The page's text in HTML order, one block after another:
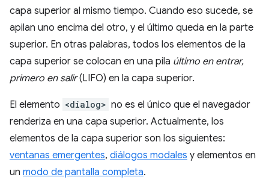
capa superior al mismo tiempo. Cuando eso sucede, se
apilan uno encima del otro, y el último queda en la parte
superior. En otras palabras, todos los elementos de la
capa superior se colocan en una pila último en entrar,
primero en salir(LIFO) en la capa superior.
El elemento <dialog> no es el único que el navegador
renderiza en una capa superior. Actualmente, los
elementos de la capa superior son los siguientes:
ventanas emergentes, diálogos modales y elementos en
un modo de pantalla completa.